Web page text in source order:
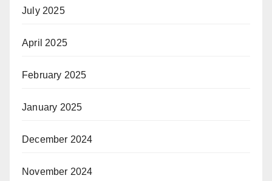
July 2025
April 2025
February 2025
January 2025
December 2024
November 2024